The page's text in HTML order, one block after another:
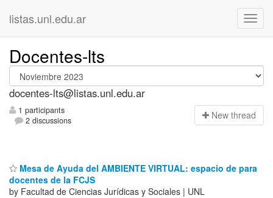
listas.unl.edu.ar
Docentes-lts
docentes-lts@listas.unl.edu.ar
1 participants
2 discussions
New thread
Mesa de Ayuda del AMBIENTE VIRTUAL: espacio de para
docentes de la FCJS
by Facultad de Ciencias Jurídicas y Sociales | UNL